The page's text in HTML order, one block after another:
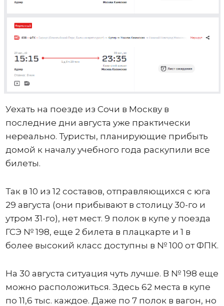
Уехать на поезде из Сочи в Москву в
последние дни августа уже практически
нереально. Туристы, планирующие прибыть
домой к началу учебного года раскупили все
билеты.
Так в 10 из 12 составов, отправляющихся с юга
29 августа (они прибывают в столицу 30-го и
утром 31-го), нет мест. 9 полок в купе у поезда
ГСЭ № 198, еще 2 билета в плацкарте и 1 в
более высокий класс доступны в № 100 от ФПК.
На 30 августа ситуация чуть лучше. В № 198 еще
можно расположиться. Здесь 62 места в купе
по 11,6 тыс. каждое. Даже по 7 полок в вагон, но